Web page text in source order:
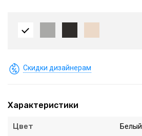
Скидки дизайнерам
Характеристики
Цвет Белый